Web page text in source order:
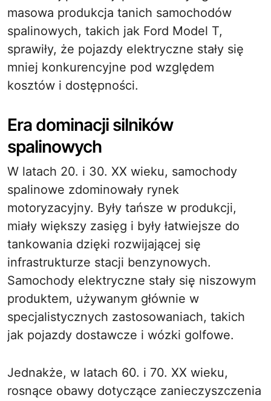
masowa produkcja tanich samochodów
spalinowych, takich jak Ford Model T,
sprawiły, że pojazdy elektryczne stały się
mniej konkurencyjne pod względem
kosztów i dostępności.
Era dominacji silników
spalinowych
W latach 20. i 30. XX wieku, samochody
spalinowe zdominowały rynek
motoryzacyjny. Były tańsze w produkcji,
miały większy zasięg i były łatwiejsze do
tankowania dzięki rozwijającej się
infrastrukturze stacji benzynowych.
Samochody elektryczne stały się niszowym
produktem, używanym głównie w
specjalistycznych zastosowaniach, takich
jak pojazdy dostawcze i wózki golfowe.
Jednakże, w latach 60. i 70. XX wieku,
rosnące obawy dotyczące zanieczyszczenia